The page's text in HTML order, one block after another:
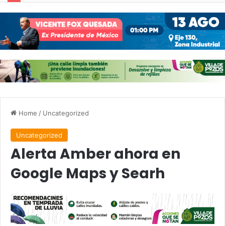
Home / Uncategorized
Uncategorized
Alerta Amber ahora en
Google Maps y Searh